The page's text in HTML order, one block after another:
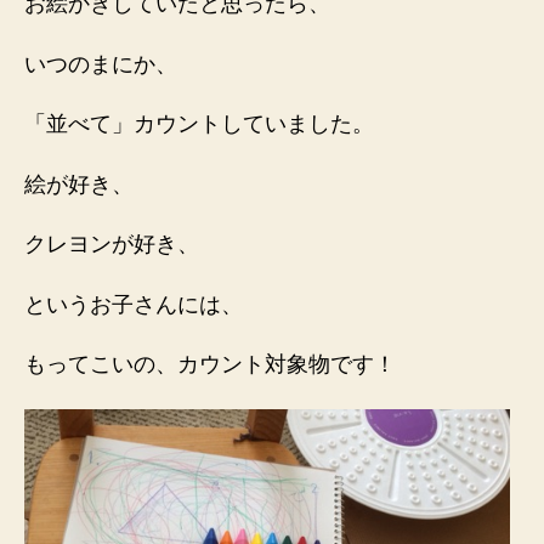
いつのまにか、
「並べて」カウントしていました。
絵が好き、
クレヨンが好き、
というお子さんには、
もってこいの、カウント対象物です！